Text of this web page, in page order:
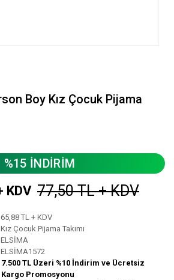
Boy Kız Çocuk Pijama
%15 İNDİRİM
KDV 77,50 TL + KDV
65,88 TL + KDV
Kız Çocuk Pijama Takımı
ELSİMA
ELSİMA1572
7.500 TL Üzeri %10 İndirim ve Ücretsiz
Kargo Promosyonu